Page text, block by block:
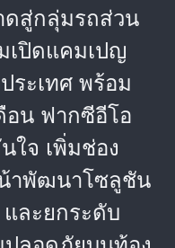
ดสู่กลุ่มรถส่วน
เปิดแคมเปญ
ระเทศ พร้อม
อน ฟากซีอีโอ
จ เพิ่มช่อง
น้าพัฒนาโซลูชัน
ละยกระดับ